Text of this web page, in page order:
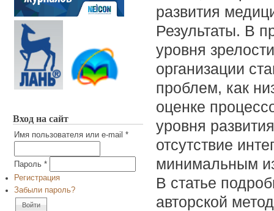
Вход на сайт
Имя пользователя или e-mail *
Пароль *
Регистрация
Забыли пароль?
развития
Результаты. В
уровня
организации
проблем, как
оценке
уровня
отсутствие
минимальным
В статье
авторской